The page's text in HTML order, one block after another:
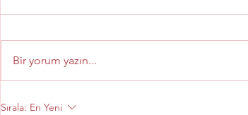
Masa Restaurant istinye
Bir yorum yazın...
Sırala: En Yeni